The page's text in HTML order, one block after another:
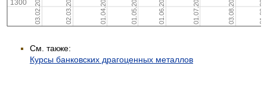
См. также:
Курсы банковских драгоценных металлов